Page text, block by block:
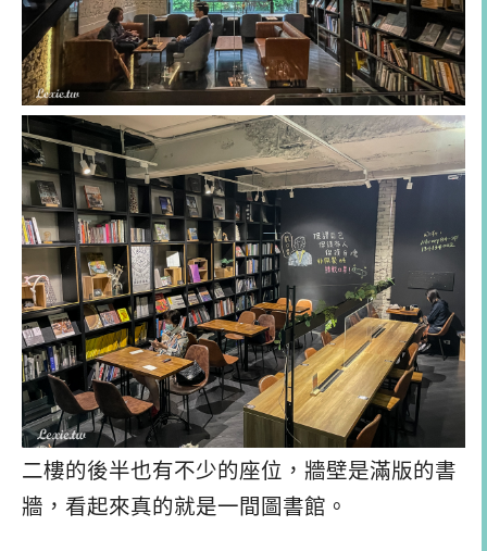
二樓的後半也有不少的座位，牆壁是滿版的書
牆，看起來真的就是一間圖書館。